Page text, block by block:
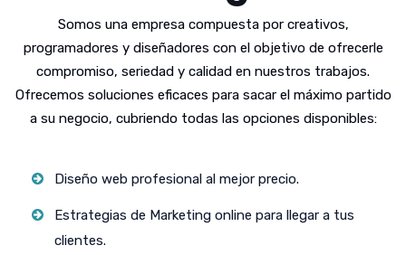
Somos una empresa compuesta por creativos,
programadores y diseñadores con el objetivo de ofrecerle
compromiso, seriedad y calidad en nuestros trabajos.
Ofrecemos soluciones eficaces para sacar el máximo partido
a su negocio, cubriendo todas las opciones disponibles:
Diseño web profesional al mejor precio.
Estrategias de Marketing online para llegar a tus
clientes.